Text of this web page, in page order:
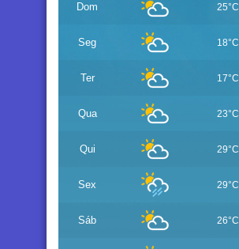
Dom 25°C
Seg 18°C
Ter 17°C
Qua 23°C
Qui 29°C
Sex 29°C
Sáb 26°C